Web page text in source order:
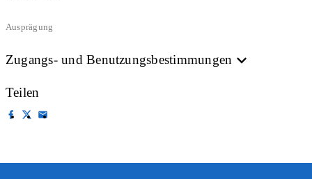
Ausprägung
Zugangs- und Benutzungsbestimmungen
Teilen